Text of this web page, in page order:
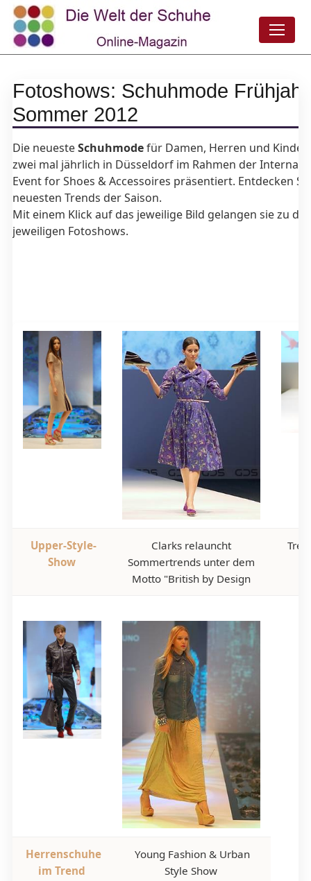
Fotoshows: Schuhmode
Sommer 2012
Die neuesteSchuhmodefür Damen, Herren und
zwei mal jährlich in Düsseldorf im Rahmen der
Event for Shoes & Accessoires präsentiert. Entdecken
neuesten Trends der Saison.
Mit einem Klick auf das jeweilige Bild gelangen sie zu
jeweiligen Fotoshows.
Upper-Style-
Show
Clarks relauncht
Sommertrends unter dem
Motto "British by Design
Herrenschuhe
im Trend
Young Fashion & Urban
Style Show